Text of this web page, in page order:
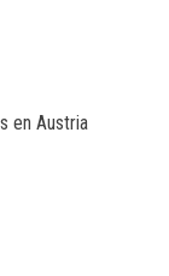
en Austria